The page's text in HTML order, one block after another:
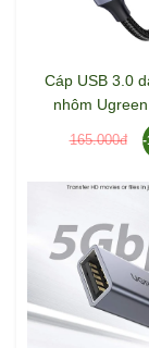
Cáp USB 3.0
nhôm
165.000đ -